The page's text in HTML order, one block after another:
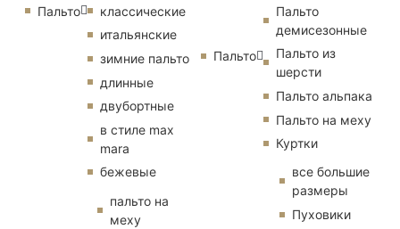
Пальто
классические
итальянские
зимние пальто
длинные
двубортные
в стиле max
mara
бежевые
пальто на
меху
Пальто
Пальто
демисезонные
Пальто из
шерсти
Пальто альпака
Пальто на меху
Куртки
все большие
размеры
Пуховики